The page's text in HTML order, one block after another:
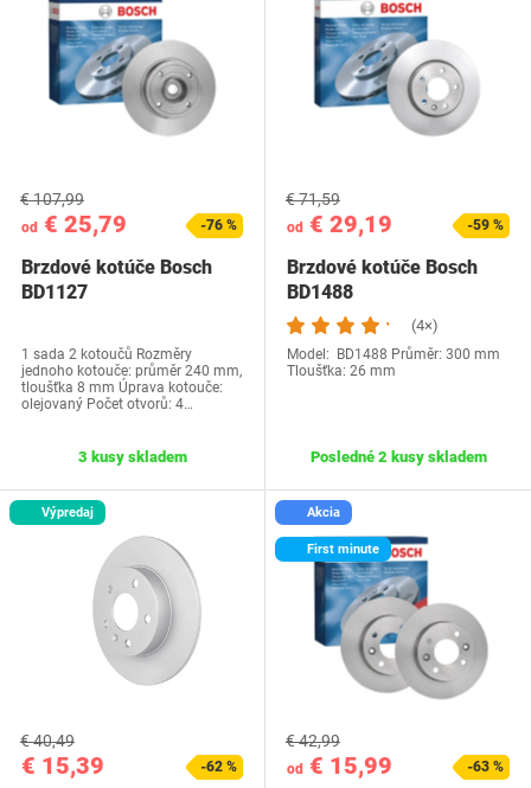
od € 25,79
€ 107,99
-76 %
Brzdové kotúče Bosch
BD1127
1 sada 2 kotoučů Rozměry
jednoho kotouče: průměr 240 mm,
tloušťka 8 mm Úprava kotouče:
olejovaný Počet otvorů: 4…
3 kusy skladem
od € 29,19
€ 71,59
-59 %
Brzdové kotúče Bosch
BD1488
(4×)
Model: BD1488 Průměr: 300 mm
Tloušťka: 26 mm
Posledné 2 kusy skladem
Výpredaj
€ 15,39
€ 40,49
-62 %
Akcia
First minute
od € 15,99
€ 42,99
-63 %